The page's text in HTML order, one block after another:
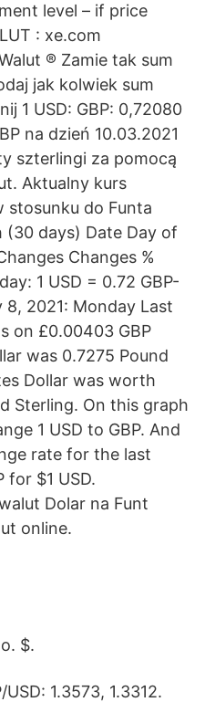
level – if price
: xe.com
® Zamie tak sum
jak kolwiek sum
1 USD: GBP: 0,72080
na dzień 10.03.2021
szterlingi za pomocą
Aktualny kurs
stosunku do Funta
days) Date Day of
Changes %
1 USD = 0.72 GBP-
8, 2021: Monday Last
on £0.00403 GBP
was 0.7275 Pound
Dollar was worth
Sterling. On this graph
1 USD to GBP. And
rate for the last
for $1 USD.
Dolar na Funt
online.
$.
1.3573, 1.3312.